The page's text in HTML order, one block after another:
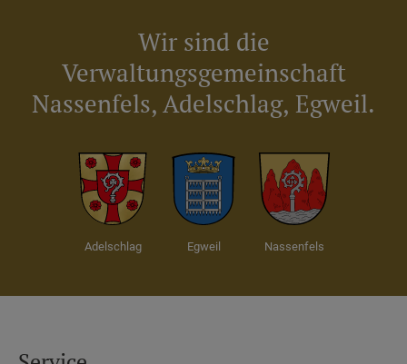
Wir sind die
Verwaltungsgemeinschaft
Nassenfels, Adelschlag, Egweil.
Adelschlag Egweil Nassenfels